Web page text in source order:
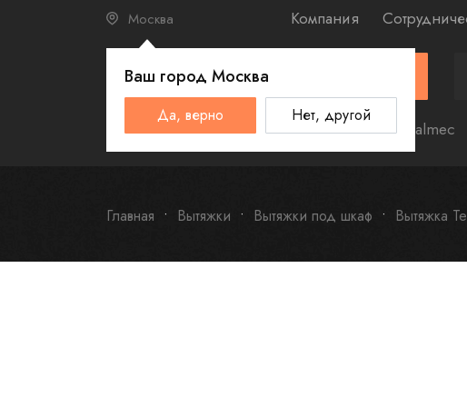
Москва
Ваш город Москва
Да, верно Нет, другой
Компания
Schulthess Smeg Omoikiri Falmec
Главная Вытяжки Вытяжки под шкаф Вытяжка